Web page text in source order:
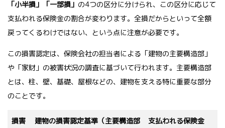
「小半損」「一部損」 の4つの区分に分けられ、この区分に応じて
支払われる保険金の割合が変わります。全損だからといって全額
戻ってくるわけではない、という点に注意が必要です。
この損害認定は、保険会社の担当者による「建物の主要構造部」
や「家財」の被害状況の調査に基づいて行われます。主要構造部
とは、柱、壁、基礎、屋根などの、建物を支える特に重要な部分
のことです。
損害
建物の損害認定基準（主要構造部
支払われる保険金